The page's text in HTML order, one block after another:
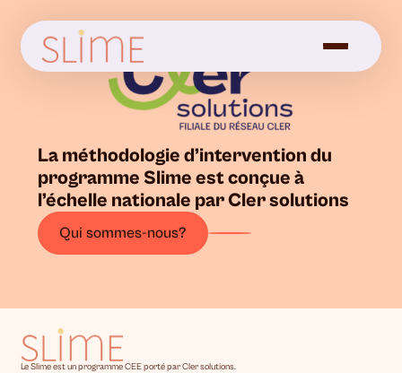
La méthodologie d’intervention du
programme Slime est conçue à
l’échelle nationale par Cler solutions
Qui sommes-nous?
Le Slime est un programme CEE porté par Cler solutions.